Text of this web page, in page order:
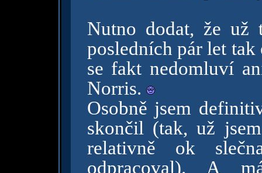
Nutno dodat, že už
posledních pár let
se fakt nedomluví
Norris.
Osobně jsem
skončil (tak, už
relativně ok
odpracoval). A